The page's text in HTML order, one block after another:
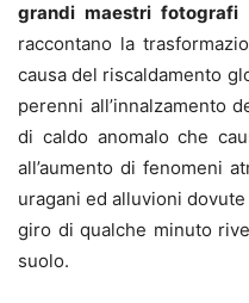
grandi maestri fotografi
raccontano la
causa del riscaldamento
perenni all’innalzamento
di caldo anomalo che
all’aumento di fenomeni
uragani ed alluvioni
giro di qualche minuto
suolo.